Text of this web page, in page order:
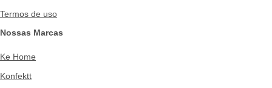
Termos de uso
Nossas Marcas
Ke Home
Konfektt